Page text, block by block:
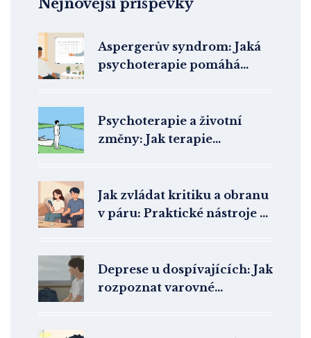
Nejnovější příspěvky
Aspergerův syndrom: Jaká
psychoterapie pomáhá
Psychoterapie a životní
změny: Jak terapie
Jak zvládat kritiku a obranu
v páru: Praktické nástroje z
Deprese u dospívajících: Jak
rozpoznat varovné